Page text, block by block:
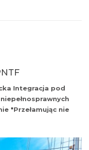
Integracja pod
"Przełamując nie